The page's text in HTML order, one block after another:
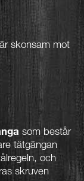
skonsam mot
som består
tätgängan
och
skruven